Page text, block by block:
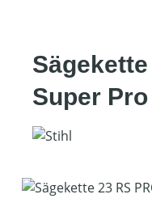
Super
Bildergalerie